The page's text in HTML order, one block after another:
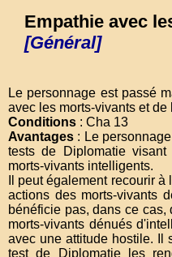
Empathie avec
[Général]
Le personnage est passé
avec les morts-vivants et de
Conditions : Cha 13
Avantages : Le
tests de Diplomatie
morts-vivants intelligents.
Il peut également recourir
actions des morts-vivants
bénéficie pas, dans ce
morts-vivants dénués
avec une attitude hostile. Il
test de Diplomatie les